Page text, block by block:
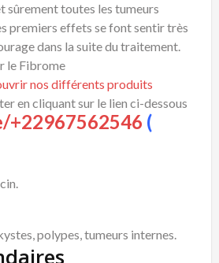
sûrement toutes les tumeurs
premiers effets se font sentir très
dans la suite du traitement.
le Fibrome
nos différents produits
en cliquant sur le lien ci-dessous
+22967562546 (
polypes, tumeurs internes.